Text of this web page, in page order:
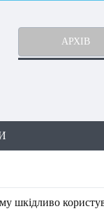
АРХІВ
шкідливо